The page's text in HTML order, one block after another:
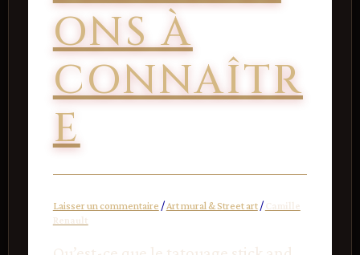
ONS À
CONNAÎTR
E
Laisser un commentaire / Art mural & Street art/ Camille
Renault